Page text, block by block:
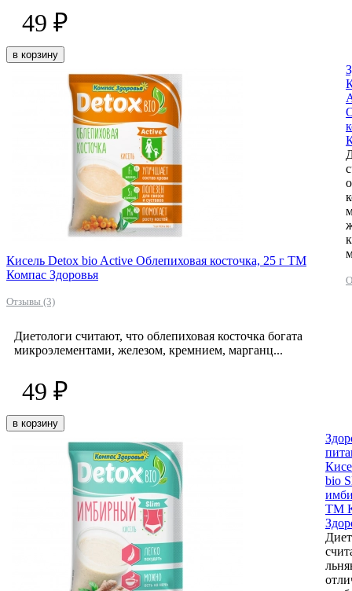
49 ₽
в корзину
Кисель Detox bio Active Облепиховая косточка, 25 г ТМ
Компас Здоровья
Отзывы (3)
Диетологи считают, что облепиховая косточка богата
микроэлементами, железом, кремнием, марганц...
49 ₽
в корзину
bio
ТМ